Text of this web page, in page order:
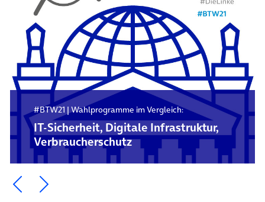
#BTW21 | Wahlprogramme im Vergleich:
IT-Sicherheit, Digitale Infrastruktur,
Verbraucherschutz
Ein Element zurück blättern
Ein Element weiter blättern